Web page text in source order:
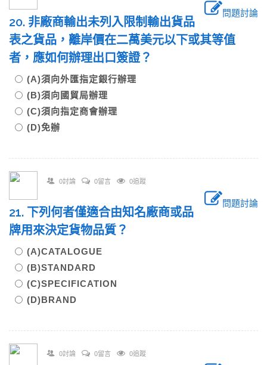
問題討論
20. 非廠商輸出未列入限制輸出貨品
表之貨品，離岸價在二萬美元以下或其等值
者，應如何辦理出口簽證？
(A)須向外匯指定銀行辦理
(B)須向國貿局辦理
(C)須向指定商會辦理
(D)免辦
0討論 0留言 0追蹤
問題討論
21. 下列何者僅適合由知名廠商或品
牌用來決定貨物品質？
(A)CATALOGUE
(B)STANDARD
(C)SPECIFICATION
(D)BRAND
0討論 0留言 0追蹤